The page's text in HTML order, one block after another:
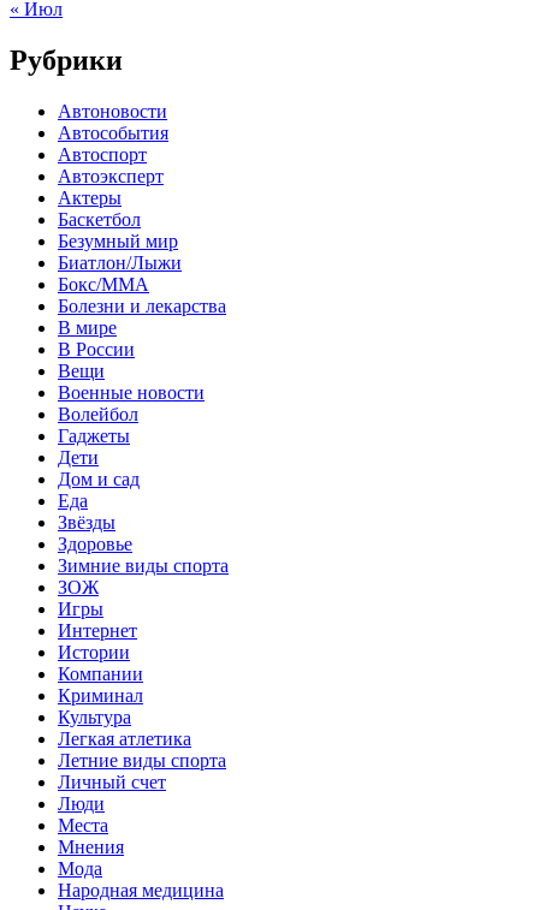
« Июл
Рубрики
Автоновости
Автособытия
Автоспорт
Автоэксперт
Актеры
Баскетбол
Безумный мир
Биатлон/Лыжи
Бокс/MMA
Болезни и лекарства
В мире
В России
Вещи
Военные новости
Волейбол
Гаджеты
Дети
Дом и сад
Еда
Звёзды
Здоровье
Зимние виды спорта
ЗОЖ
Игры
Интернет
Истории
Компании
Криминал
Культура
Легкая атлетика
Летние виды спорта
Личный счет
Люди
Места
Мнения
Мода
Народная медицина